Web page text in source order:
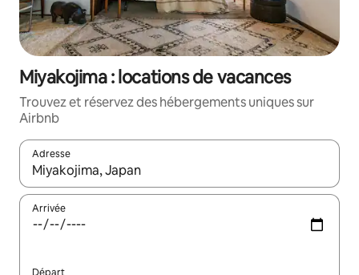
Miyakojima : locations de vacances
Trouvez et réservez des hébergements uniques sur
Airbnb
Adresse
Lorsque les résultats s'affichent, utilisez les flèches vers le
Arrivée